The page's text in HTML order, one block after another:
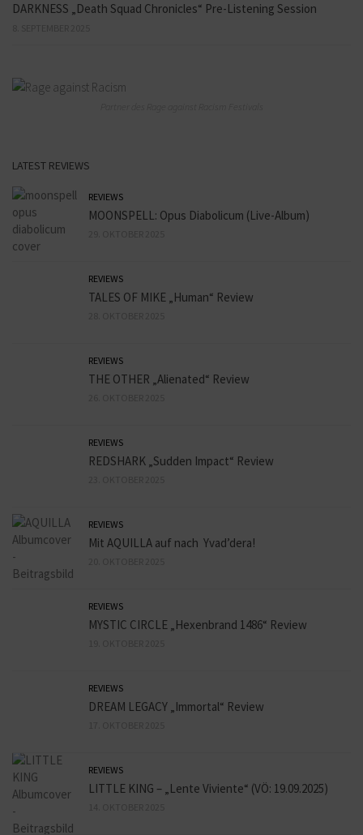
DARKNESS „Death Squad Chronicles“ Pre-Listening Session
LATEST REVIEWS
REVIEWS
MOONSPELL: Opus Diabolicum (Live-Album)
REVIEWS
TALES OF MIKE „Human“ Review
REVIEWS
THE OTHER „Alienated“ Review
REVIEWS
REDSHARK „Sudden Impact“ Review
REVIEWS
Mit AQUILLA auf nach Yvad’dera!
REVIEWS
MYSTIC CIRCLE „Hexenbrand 1486“ Review
REVIEWS
DREAM LEGACY „Immortal“ Review
REVIEWS
LITTLE KING – „Lente Viviente“ (VÖ: 19.09.2025)